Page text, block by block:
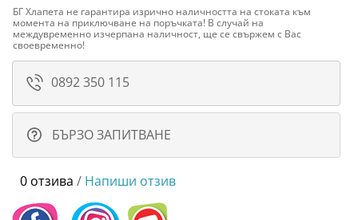
БГ Хлапета не гарантира изрично наличността на стоката към
момента на приключване на поръчката! В случай на
междувременно изчерпана наличност, ще се свържем с Вас
своевременно!
0892 350 115
БЪРЗО ЗАПИТВАНЕ
0 отзива / Напиши отзив